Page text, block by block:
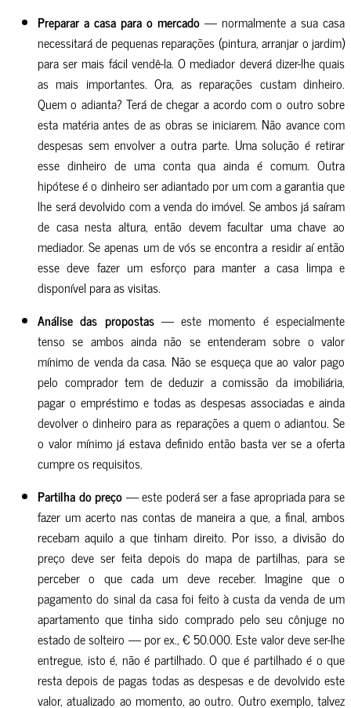
Preparar a casa para o mercado — normalmente a sua casa
necessitará de pequenas reparações (pintura, arranjar o jardim)
para ser mais fácil vendê-la. O mediador deverá dizer-lhe quais
as mais importantes. Ora, as reparações custam dinheiro.
Quem o adianta? Terá de chegar a acordo com o outro sobre
esta matéria antes de as obras se iniciarem. Não avance com
despesas sem envolver a outra parte. Uma solução é retirar
esse dinheiro de uma conta qua ainda é comum. Outra
hipótese é o dinheiro ser adiantado por um com a garantia que
lhe será devolvido com a venda do imóvel. Se ambos já saíram
de casa nesta altura, então devem facultar uma chave ao
mediador. Se apenas um de vós se encontra a residir aí então
esse deve fazer um esforço para manter a casa limpa e
disponível para as visitas.
Análise das propostas— este momento é especialmente
tenso se ambos ainda não se entenderam sobre o valor
mínimo de venda da casa. Não se esqueça que ao valor pago
pelo comprador tem de deduzir a comissão da imobiliária,
pagar o empréstimo e todas as despesas associadas e ainda
devolver o dinheiro para as reparações a quem o adiantou. Se
o valor mínimo já estava definido então basta ver se a oferta
cumpre os requisitos.
Partilha do preço— este poderá ser a fase apropriada para se
fazer um acerto nas contas de maneira a que, a final, ambos
recebam aquilo a que tinham direito. Por isso, a divisão do
preço deve ser feita depois do mapa de partilhas, para se
perceber o que cada um deve receber. Imagine que o
pagamento do sinal da casa foi feito à custa da venda de um
apartamento que tinha sido comprado pelo seu cônjuge no
estado de solteiro — por ex., € 50.000. Este valor deve ser-lhe
entregue, isto é, não é partilhado. O que é partilhado é o que
resta depois de pagas todas as despesas e de devolvido este
valor, atualizado ao momento, ao outro. Outro exemplo, talvez